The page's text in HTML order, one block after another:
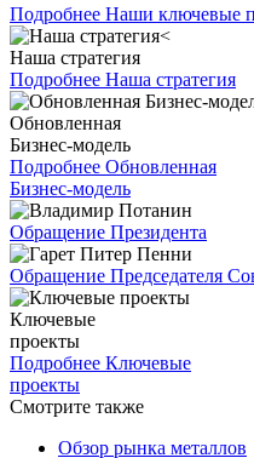
Подробнее Наши ключевые
Наша стратегия
Подробнее Наша стратегия
Обновленная
Бизнес-модель
Подробнее Обновленная
Бизнес-модель
Обращение Президента
Обращение Председателя
Ключевые
проекты
Подробнее Ключевые
проекты
Смотрите также
Обзор рынка металлов